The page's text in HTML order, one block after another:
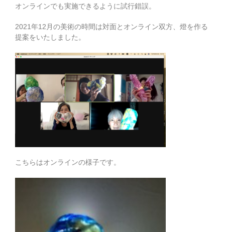
オンラインでも実施できるように試行錯誤。
2021年12月の美術の時間は対面とオンライン双方、燈を作る
提案をいたしました。
こちらはオンラインの様子です。